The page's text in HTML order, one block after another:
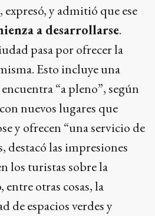
expresó, y admitió que ese
a desarrollarse.
pasa por ofrecer la
Esto incluye una
“a pleno”, según
nuevos lugares que
y ofrecen “una servicio de
destacó las impresiones
los turistas sobre la
otras cosas, la
de espacios verdes y